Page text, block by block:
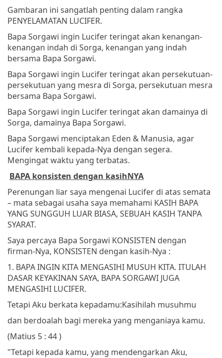
Gambaran ini sangatlah penting dalam rangka
PENYELAMATAN LUCIFER.
Bapa Sorgawi ingin Lucifer teringat akan kenangan-
kenangan indah di Sorga, kenangan yang indah
bersama Bapa Sorgawi.
Bapa Sorgawi ingin Lucifer teringat akan persekutuan-
persekutuan yang mesra di Sorga, persekutuan mesra
bersama Bapa Sorgawi.
Bapa Sorgawi ingin Lucifer teringat akan damainya di
Sorga, damainya Bapa Sorgawi.
Bapa Sorgawi menciptakan Eden & Manusia, agar
Lucifer kembali kepada-Nya dengan segera.
Mengingat waktu yang terbatas.
BAPA konsisten dengan kasihNYA
Perenungan liar saya mengenai Lucifer di atas semata
– mata sebagai usaha saya memahami KASIH BAPA
YANG SUNGGUH LUAR BIASA, SEBUAH KASIH TANPA
SYARAT.
Saya percaya Bapa Sorgawi KONSISTEN dengan
firman-Nya, KONSISTEN dengan kasih-Nya :
1. BAPA INGIN KITA MENGASIHI MUSUH KITA. ITULAH
DASAR KEYAKINAN SAYA, BAPA SORGAWI JUGA
MENGASIHI LUCIFER.
Tetapi Aku berkata kepadamu:Kasihilah musuhmu
dan berdoalah bagi mereka yang menganiaya kamu.
(Matius 5 : 44 )
"Tetapi kepada kamu, yang mendengarkan Aku,